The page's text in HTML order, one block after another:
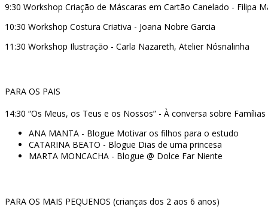
9:30 Workshop Criação de Máscaras em Cartão Canelado - Filipa
10:30 Workshop Costura Criativa - Joana Nobre Garcia
11:30 Workshop Ilustração - Carla Nazareth, Atelier Nósnalinha
PARA OS PAIS
14:30 “Os Meus, os Teus e os Nossos” - À conversa sobre
ANA MANTA - Blogue Motivar os filhos para o estudo
CATARINA BEATO - Blogue Dias de uma princesa
MARTA MONCACHA - Blogue @ Dolce Far Niente
PARA OS MAIS PEQUENOS (crianças dos 2 aos 6 anos)